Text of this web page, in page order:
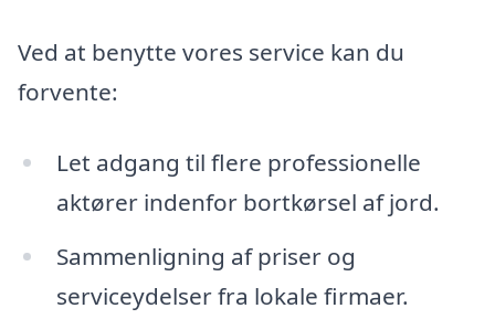
Ved at benytte vores service kan du
forvente:
Let adgang til flere professionelle
aktører indenfor bortkørsel af jord.
Sammenligning af priser og
serviceydelser fra lokale firmaer.